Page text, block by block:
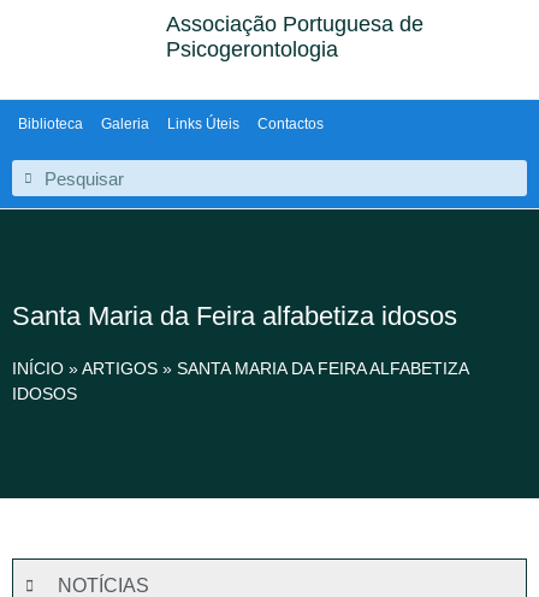
Associação Portuguesa de
Psicogerontologia
Biblioteca Galeria Links Úteis Contactos
Santa Maria da Feira alfabetiza idosos
INÍCIO »ARTIGOS » SANTA MARIA DA FEIRA ALFABETIZA
IDOSOS
NOTÍCIAS